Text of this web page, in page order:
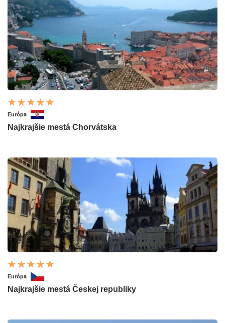
Európa
Najkrajšie mestá Chorvátska
Európa
Najkrajšie mestá Českej republiky